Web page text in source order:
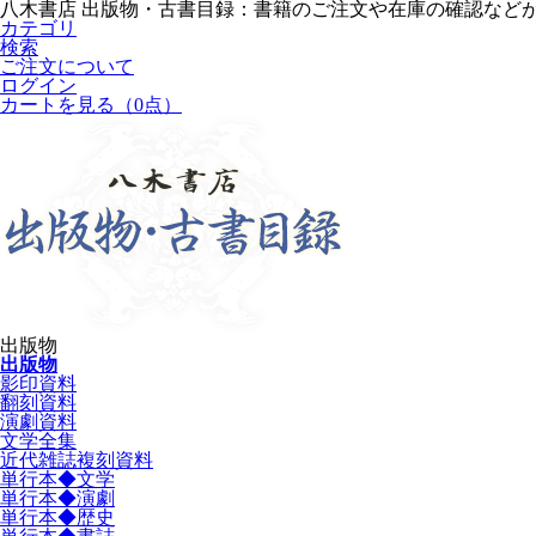
八木書店 出版物・古書目録：書籍のご注文や在庫の確認など
カテゴリ
検索
ご注文について
ログイン
カートを見る
（0点）
出版物
出版物
影印資料
翻刻資料
演劇資料
文学全集
近代雑誌複刻資料
単行本◆文学
単行本◆演劇
単行本◆歴史